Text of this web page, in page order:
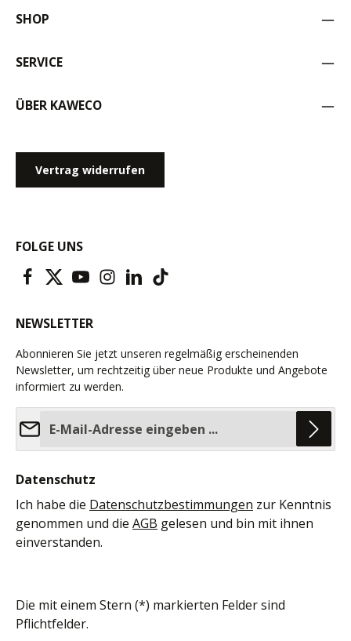
SHOP
SERVICE
ÜBER KAWECO
Vertrag widerrufen
FOLGE UNS
NEWSLETTER
Abonnieren Sie jetzt unseren regelmäßig erscheinenden
Newsletter, um rechtzeitig über neue Produkte und Angebote
informiert zu werden.
Datenschutz
Ich habe die Datenschutzbestimmungen zur Kenntnis
genommen und die AGB gelesen und bin mit ihnen
einverstanden.
Die mit einem Stern (*) markierten Felder sind
Pflichtfelder.